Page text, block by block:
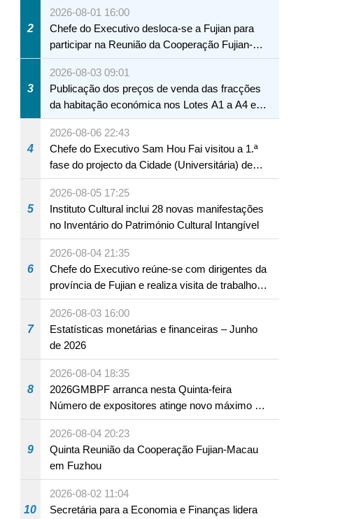
2
2026-08-01 16:00
Chefe do Executivo desloca-se a Fujian para
participar na Reunião da Cooperação Fujian-
Macau
3
2026-08-03 09:01
Publicação dos preços de venda das fracções
da habitação económica nos Lotes A1 a A4 e
A12 da Zona A dos Novos Aterros
4
2026-08-06 22:43
Chefe do Executivo Sam Hou Fai visitou a 1.ª
fase do projecto da Cidade (Universitária) de
Educação Internacional de Macau e Hengqin
5
2026-08-05 17:25
Instituto Cultural inclui 28 novas manifestações
no Inventário do Património Cultural Intangível
6
2026-08-04 21:35
Chefe do Executivo reúne-se com dirigentes da
província de Fujian e realiza visita de trabalho
em Fuzhou
7
2026-08-03 16:00
Estatísticas monetárias e financeiras – Junho
de 2026
8
2026-08-04 18:35
2026GMBPF arranca nesta Quinta-feira
Número de expositores atinge novo máximo em
18 anos
9
2026-08-04 20:23
Quinta Reunião da Cooperação Fujian-Macau
em Fuzhou
10
2026-08-02 11:04
Secretária para a Economia e Finanças lidera